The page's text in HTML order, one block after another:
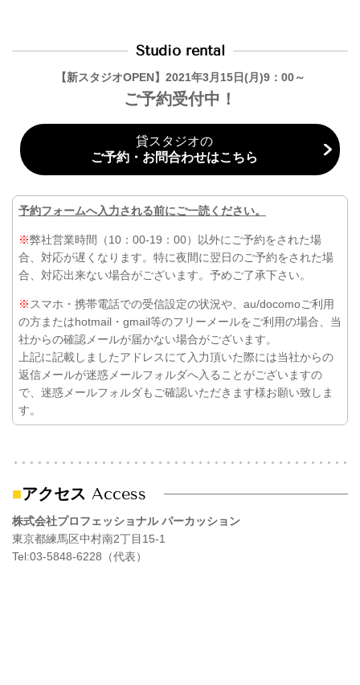
Studio rental
【新スタジオOPEN】2021年3月15日(月)9：00～
ご予約受付中！
貸スタジオの
ご予約・お問合わせはこちら
予約フォームへ入力される前にご一読ください。
※弊社営業時間（10：00-19：00）以外にご予約をされた場
合、対応が遅くなります。特に夜間に翌日のご予約をされた場
合、対応出来ない場合がございます。予めご了承下さい。
※ スマホ・携帯電話での受信設定の状況や、au/docomoご利用
の方またはhotmail・gmail等のフリーメールをご利用の場合、当
社からの確認メールが届かない場合がございます。
上記に記載しましたアドレスにて入力頂いた際には当社からの
返信メールが迷惑メールフォルダへ入ることがございますの
で、迷惑メールフォルダもご確認いただきます様お願い致しま
す。
■アクセス Access
株式会社プロフェッショナル パーカッション
東京都練馬区中村南2丁目15-1
Tel:03-5848-6228（代表）